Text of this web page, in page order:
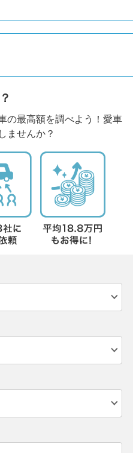
の最高額を調べよう！愛車
ませんか？